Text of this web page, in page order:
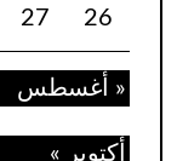
26
27
« أغسطس
أكتوبر »